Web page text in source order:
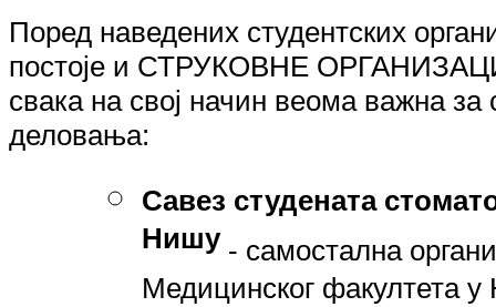
Поред наведених студентских
постоје и СТРУКОВНЕ
свака на свој начин веома важна
деловања:
Савез студената
Нишу - самостална
Медицинског факултета